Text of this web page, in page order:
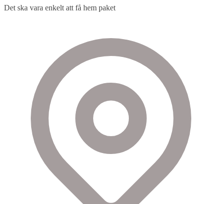
Det ska vara enkelt att få hem paket